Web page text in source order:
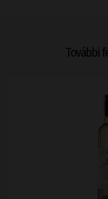
További